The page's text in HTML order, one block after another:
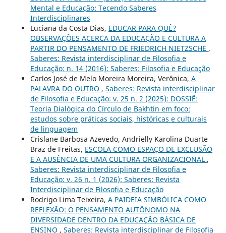
Mental e Educação: Tecendo Saberes
Interdisciplinares
Luciana da Costa Dias, EDUCAR PARA QUÊ?
OBSERVAÇÕES ACERCA DA EDUCAÇÃO E CULTURA A
PARTIR DO PENSAMENTO DE FRIEDRICH NIETZSCHE ,
Saberes: Revista interdisciplinar de Filosofia e
Educação: n. 14 (2016): Saberes: Filosofia e Educação
Carlos José de Melo Moreira Moreira, Verônica, A
PALAVRA DO OUTRO , Saberes: Revista interdisciplinar
de Filosofia e Educação: v. 25 n. 2 (2025): DOSSIÊ:
Teoria Dialógica do Círculo de Bakhtin em foco:
estudos sobre práticas sociais, históricas e culturais
de linguagem
Crislane Barbosa Azevedo, Andrielly Karolina Duarte
Braz de Freitas, ESCOLA COMO ESPAÇO DE EXCLUSÃO
E A AUSÊNCIA DE UMA CULTURA ORGANIZACIONAL ,
Saberes: Revista interdisciplinar de Filosofia e
Educação: v. 26 n. 1 (2026): Saberes: Revista
Interdisciplinar de Filosofia e Educação
Rodrigo Lima Teixeira, A PAIDEIA SIMBÓLICA COMO
REFLEXÃO: O PENSAMENTO AUTÔNOMO NA
DIVERSIDADE DENTRO DA EDUCAÇÃO BÁSICA DE
ENSINO , Saberes: Revista interdisciplinar de Filosofia